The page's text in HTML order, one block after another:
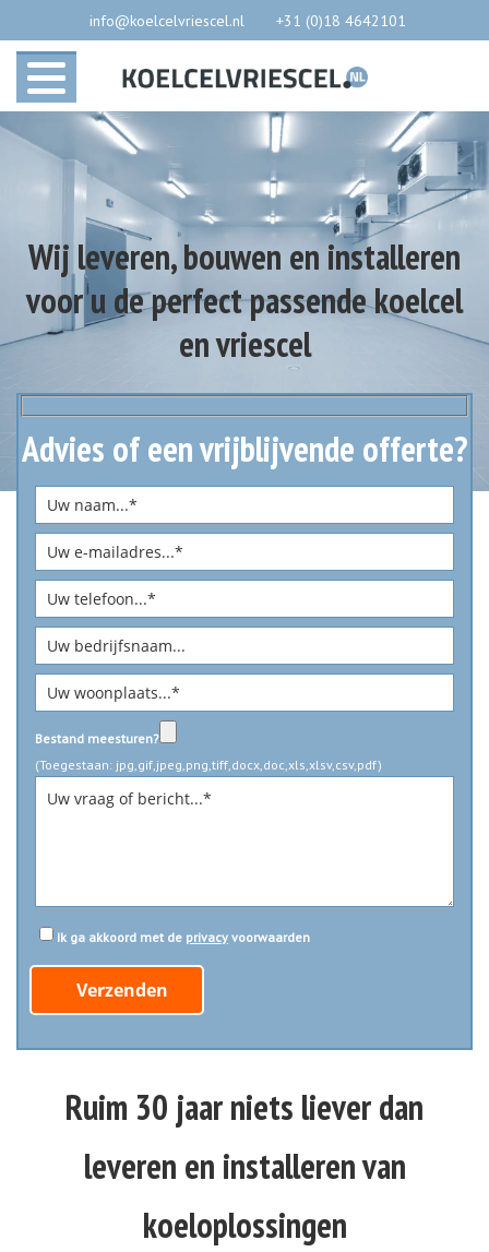
info@koelcelvriescel.nl +31 (0)18 4642101
Wij leveren, bouwen en installeren
voor u de perfect passende koelcel
en vriescel
Advies of een vrijblijvende offerte?
Bestand meesturen?
(Toegestaan: jpg,gif,jpeg,png,tiff,docx,doc,xls,xlsv,csv,pdf)
Ik ga akkoord met de privacy voorwaarden
Verzenden
Ruim 30 jaar niets liever dan
leveren en installeren van
koeloplossingen